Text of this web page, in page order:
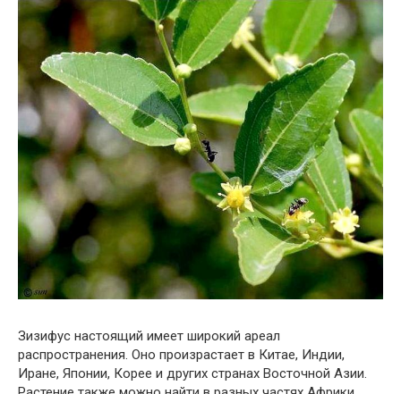
Зизифус настоящий имеет широкий ареал
распространения. Оно произрастает в Китае, Индии,
Иране, Японии, Корее и других странах Восточной Азии.